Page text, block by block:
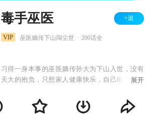
毒手巫医 +追
VIP 巫医嫡传下山闯尘世 200话全
习得一身本事的巫医嫡传孙大为下山入世，没有
天大的抱负，只想家人健康快乐，自己能够治病
对尘世种种诱惑纠葛，且看一个胖子如何扮猪吃
老虎，并将巫医发扬光大。
展开